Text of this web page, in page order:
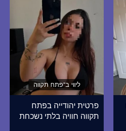
ליווי ב־פתח תקווה
פרטית יהודייה בפתח
תקווה חוויה בלתי נשכחת